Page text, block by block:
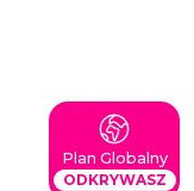
Plan Globalny
ODKRYWASZ